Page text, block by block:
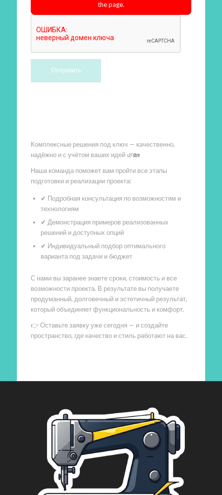
the page.
Комплексные решения под ключ — качественно,
надёжно и с учётом ваших идей 🌿🏡
Наша команда поможет вам пройти все этапы
подготовки и реализации проекта:
✔ Подробная консультация по возможностям и
технологиям
✔ Демонстрация примеров реализованных
решений и доступных опций
✔ Индивидуальный подбор оптимального
варианта под задачи и бюджет
С нами вы заранее знаете сроки, стоимость и все
возможности проекта. В результате вы получаете
продуманный, долговечный и эстетичный результат,
который объединяет функциональность и комфорт.
👉 Оставьте заявку уже сегодня — и создайте
пространство, где качество и стиль работают на вас.